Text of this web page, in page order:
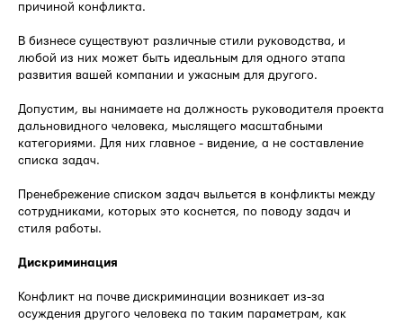
причиной конфликта.
В бизнесе существуют различные стили руководства, и
любой из них может быть идеальным для одного этапа
развития вашей компании и ужасным для другого.
Допустим, вы нанимаете на должность руководителя проекта
дальновидного человека, мыслящего масштабными
категориями. Для них главное - видение, а не составление
списка задач.
Пренебрежение списком задач выльется в конфликты между
сотрудниками, которых это коснется, по поводу задач и
стиля работы.
Дискриминация
Конфликт на почве дискриминации возникает из-за
осуждения другого человека по таким параметрам, как